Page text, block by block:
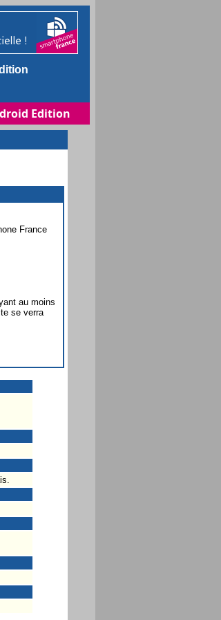
Edition
France
au moins
se verra